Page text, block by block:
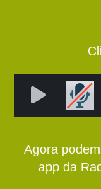
Agora
app da